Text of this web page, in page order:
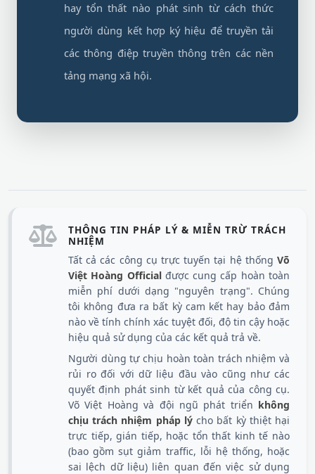
hay tổn thất nào phát sinh từ cách thức
người dùng kết hợp ký hiệu để truyền tải
các thông điệp truyền thông trên các nền
tảng mạng xã hội.
THÔNG TIN PHÁP LÝ & MIỄN TRỪ TRÁCH
NHIỆM
Tất cả các công cụ trực tuyến tại hệ thống Võ
Việt Hoàng Officialđược cung cấp hoàn toàn
miễn phí dưới dạng "nguyên trạng". Chúng
tôi không đưa ra bất kỳ cam kết hay bảo đảm
nào về tính chính xác tuyệt đối, độ tin cậy hoặc
hiệu quả sử dụng của các kết quả trả về.
Người dùng tự chịu hoàn toàn trách nhiệm và
rủi ro đối với dữ liệu đầu vào cũng như các
quyết định phát sinh từ kết quả của công cụ.
Võ Việt Hoàng và đội ngũ phát triển không
chịu trách nhiệm pháp lýcho bất kỳ thiệt hại
trực tiếp, gián tiếp, hoặc tổn thất kinh tế nào
(bao gồm sụt giảm traffic, lỗi hệ thống, hoặc
sai lệch dữ liệu) liên quan đến việc sử dụng